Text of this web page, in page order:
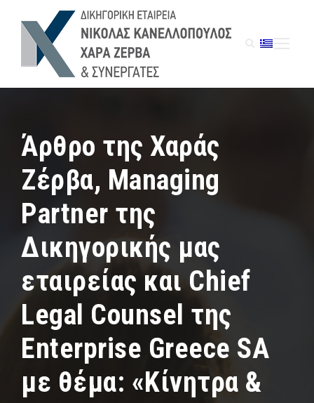
Άρθρο της Χαράς
Ζέρβα, Managing
Partner της
Δικηγορικής μας
εταιρείας και Chief
Legal Counsel της
Enterprise Greece SA
με θέμα: «Κίνητρα &